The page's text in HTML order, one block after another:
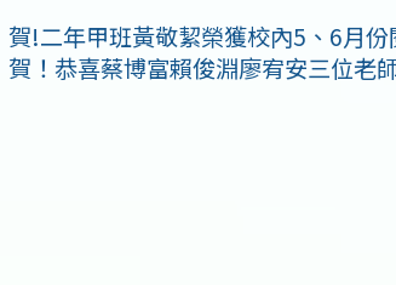
賀!二年甲班黃敬絜榮獲校內5、6月份
賀！恭喜蔡博富賴俊淵廖宥安三位老